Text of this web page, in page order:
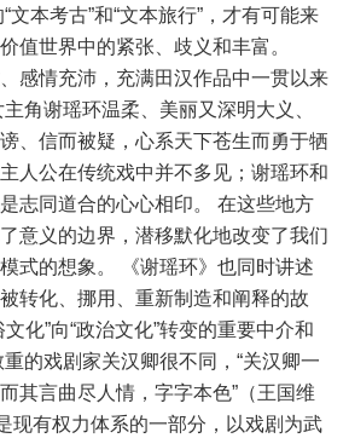
文本考古”和“文本旅行”，才有可能来
值世界中的紧张、歧义和丰富。
感情充沛，充满田汉作品中一贯以来
角谢瑶环温柔、美丽又深明大义、
、信而被疑，心系天下苍生而勇于牺
人公在传统戏中并不多见；谢瑶环和
志同道合的心心相印。 在这些地方
意义的边界，潜移默化地改变了我们
式的想象。 《谢瑶环》也同时讲述
转化、挪用、重新制造和阐释的故
化”向“政治文化”转变的重要中介和
的戏剧家关汉卿很不同，“关汉卿一
其言曲尽人情，字字本色”（王国维
现有权力体系的一部分，以戏剧为武